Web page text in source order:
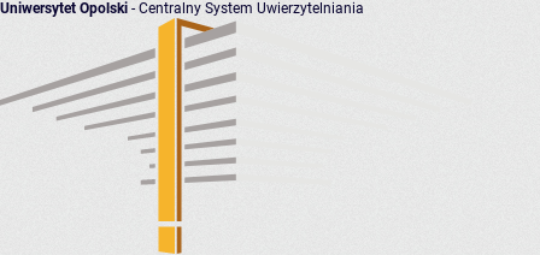
Uniwersytet Opolski - Centralny System Uwierzytelniania